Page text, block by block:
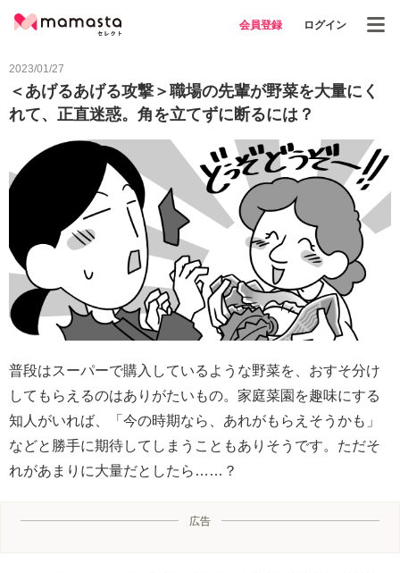
会員登録 ログイン
2023/01/27
＜あげるあげる攻撃＞職場の先輩が野菜を大量にく
れて、正直迷惑。角を立てずに断るには？
普段はスーパーで購入しているような野菜を、おすそ分け
してもらえるのはありがたいもの。家庭菜園を趣味にする
知人がいれば、「今の時期なら、あれがもらえそうかも」
などと勝手に期待してしまうこともありそうです。ただそ
れがあまりに大量だとしたら……？
広告